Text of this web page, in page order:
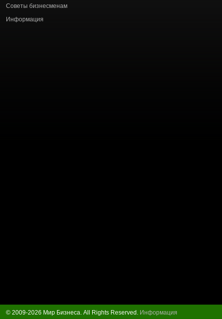
Советы бизнесменам
Информация
© 2009-2026 Мир Бизнеса. All Rights Reserved. Информация